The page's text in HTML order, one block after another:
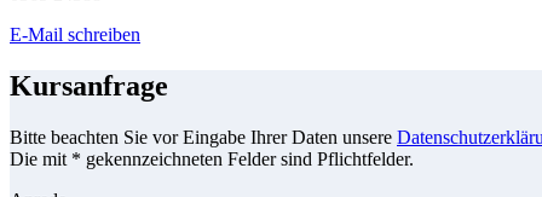
E-Mail schreiben
Kursanfrage
Bitte beachten Sie vor Eingabe Ihrer Daten unsere
Die mit * gekennzeichneten Felder sind Pflichtfelder.